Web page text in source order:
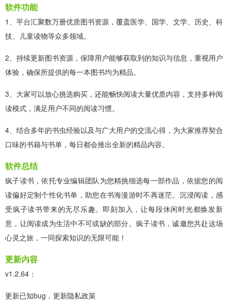
软件功能
1、平台汇聚数万册优质图书资源，覆盖医学、国学、文学、历史、科
技、儿童读物等众多领域。
2、持续更新图书资源，保障用户能够获取到的知识与信息，重视用户
体验，确保所提供的每一本图书均为精品。
3、大家可以放心挑选购买，还能畅快阅读大量优质内容，支持多种阅
读模式，满足用户不同的阅读习惯。
4、结合多年的书虫经验以及与广大用户的交流心得，为大家推荐契合
口味的书籍与书单，每日都会推出全新的精品内容。
软件总结
疯子读书，依托专业编辑团队为您精挑细选每一部作品，依据您的阅
读偏好定制个性化书单，助您在书海漫游时不再迷茫。沉浸阅读，感
受疯子读书带来的无尽乐趣。即刻加入，让每段休闲时光都焕发新
意，让阅读成为生活中不可或缺的部分。疯子读书，诚邀您共赴这场
心灵之旅，一同探索知识的无限可能！
更新内容
v1.2.64：
更新已知bug，更新隐私政策